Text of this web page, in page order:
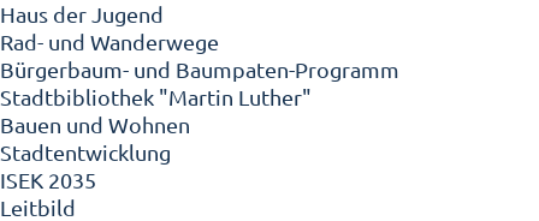
Haus der Jugend
Rad- und Wanderwege
Bürgerbaum- und Baumpaten-Programm
Stadtbibliothek "Martin Luther"
Bauen und Wohnen
Stadtentwicklung
ISEK 2035
Leitbild